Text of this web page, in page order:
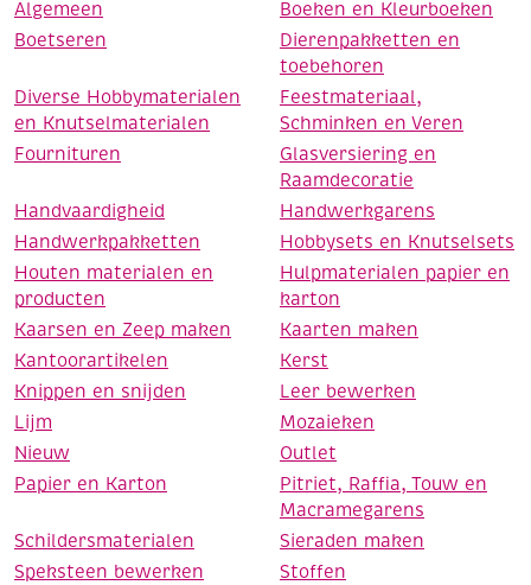
Algemeen
Boeken en Kleurboeken
Boetseren
Dierenpakketten en
toebehoren
Diverse Hobbymaterialen
en Knutselmaterialen
Feestmateriaal,
Schminken en Veren
Fournituren
Glasversiering en
Raamdecoratie
Handvaardigheid
Handwerkgarens
Handwerkpakketten
Hobbysets en Knutselsets
Houten materialen en
producten
Hulpmaterialen papier en
karton
Kaarsen en Zeep maken
Kaarten maken
Kantoorartikelen
Kerst
Knippen en snijden
Leer bewerken
Lijm
Mozaieken
Nieuw
Outlet
Papier en Karton
Pitriet, Raffia, Touw en
Macramegarens
Schildersmaterialen
Sieraden maken
Speksteen bewerken
Stoffen